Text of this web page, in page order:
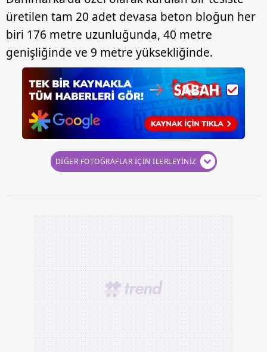
üretilen tam 20 adet devasa beton bloğun her
biri 176 metre uzunluğunda, 40 metre
genişliğinde ve 9 metre yüksekliğinde.
DİĞER FOTOĞRAFLAR İÇİN İLERLEYİNİZ